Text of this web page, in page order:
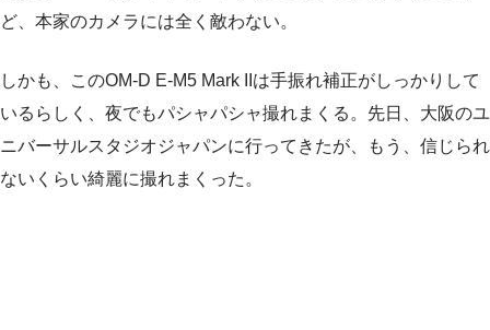
ど、本家のカメラには全く敵わない。
しかも、このOM-D E-M5 Mark IIは手振れ補正がしっかりして
いるらしく、夜でもパシャパシャ撮れまくる。先日、大阪のユ
ニバーサルスタジオジャパンに行ってきたが、もう、信じられ
ないくらい綺麗に撮れまくった。